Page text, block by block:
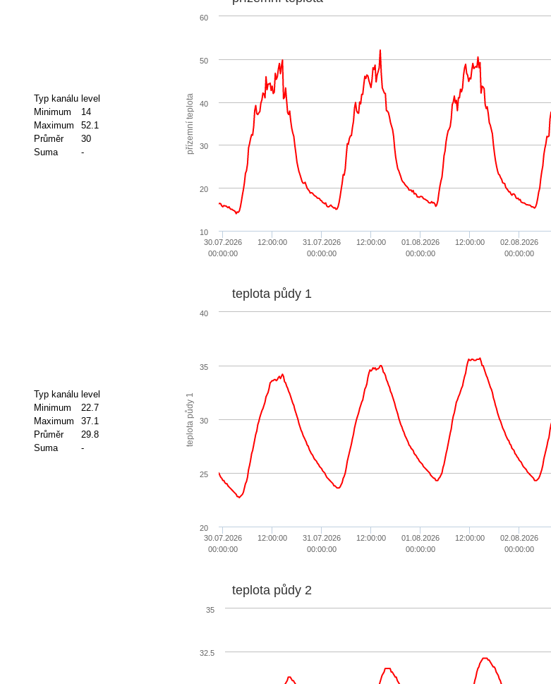
Typ kanálu level
Minimum
14
Maximum
52.1
Průměr
30
Suma
- přízemní teplota
30.07.2026
00:00:00
12:00:00
31.07.2026
00:00:00
12:00:00
01.08.2026
00:00:00
12:00:00
02.08.2026
00:00:00
10
20
30
40
50
60
Typ kanálu level
Minimum
22.7
Maximum
37.1
Průměr
29.8
Suma
-
teplota půdy 1
teplota půdy 1
30.07.2026
00:00:00
12:00:00
31.07.2026
00:00:00
12:00:00
01.08.2026
00:00:00
12:00:00
02.08.2026
00:00:00
20
25
30
35
40
teplota půdy 2
32.5
35